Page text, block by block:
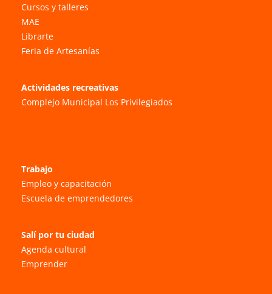
Cursos y talleres
MAE
Librarte
Feria de Artesanías
Actividades recreativas
Complejo Municipal Los Privilegiados
Trabajo
Empleo y capacitación
Escuela de emprendedores
Salí por tu ciudad
Agenda cultural
Emprender